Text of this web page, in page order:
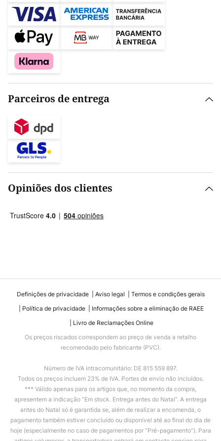
Parceiros de entrega
Opiniões dos clientes
Definições de privacidade Aviso legal
Termos e condições gerais
Política de privacidade
Informações sobre a eliminação de RAEE
Livro de Reclamações Online
Os preços riscados correspondem ao preço de venda a retalho
recomendado pelo fabricante (PVC).
Número de IVA intracomunitário: DE 815 559 897.
Todos os preços incluem 23% de IVA. Portes de envio não incluídos.
*** Válido apenas para os artigos que, no momento da compra,
apresentem a indicação “Em stock. Entrega antes do Natal”. A entrega
antes do Natal só é garantida se, além de realizar a encomenda, o
pagamento também estiver concluído ou disponível até ao final do dia de
hoje (especialmente no caso de pagamentos por “Pré-pagamento”). Para